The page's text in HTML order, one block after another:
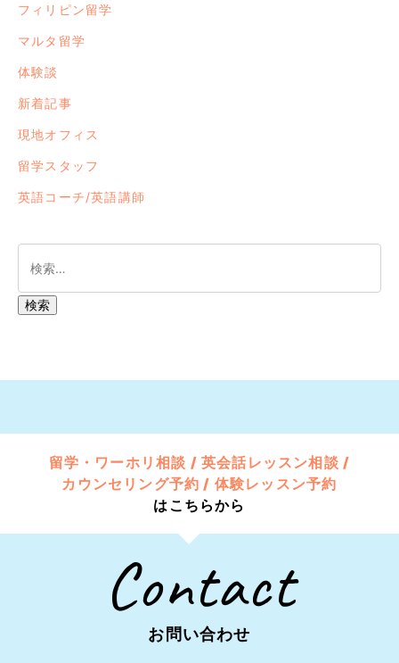
フィリピン留学
マルタ留学
体験談
新着記事
現地オフィス
留学スタッフ
英語コーチ/英語講師
留学・ワーホリ相談 / 英会話レッスン相談 /
カウンセリング予約 / 体験レッスン予約
はこちらから
Contact
お問い合わせ